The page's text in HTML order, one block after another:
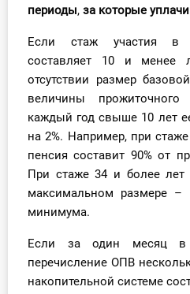
Кадры. Труд. Зарплата.
Учет по отраслям
Юридический помощник
Интернет-магазин
О Системе
Обучение
Тарифы
периоды, за которые
Если стаж участия в
составляет 10 и менее
отсутствии размер
величины
каждый год свыше 10 лет
на 2%. Например, при
пенсия составит 90% от
При стаже 34 и более лет
максимальном размере –
минимума.
Если за один месяц в
перечисление ОПВ
накопительной системе